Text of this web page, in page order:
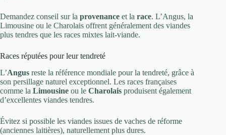
Demandez conseil sur la provenance et la race. L’Angus, la
Limousine ou le Charolais offrent généralement des viandes
plus tendres que les races mixtes lait-viande.
Races réputées pour leur tendreté
L’Angus reste la référence mondiale pour la tendreté, grâce à
son persillage naturel exceptionnel. Les races françaises
comme la Limousine ou le Charolais produisent également
d’excellentes viandes tendres.
Évitez si possible les viandes issues de vaches de réforme
(anciennes laitières), naturellement plus dures.